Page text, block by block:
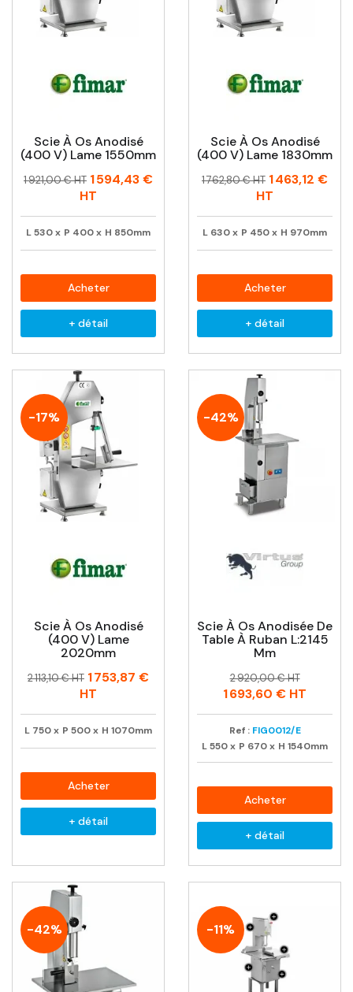
Scie À Os Anodisé
(400 V) Lame 1550mm
Prix
Prix
1 921,00 € HT 1 594,43 €
HT
L530x P 400x H 850mm
Acheter
+ détail
Scie À Os Anodisé
(400 V) Lame 1830mm
Prix
Prix
1 762,80 € HT 1 463,12 €
HT
L 630x P 450x H 970mm
Acheter
+ détail
-17%
Scie À Os Anodisé
(400 V) Lame
2020mm
Prix
Prix
2 113,10 € HT 1 753,87 €
HT
L 750x P 500x H 1070mm
Acheter
+ détail
-42%
Scie À Os Anodisée De
Table À Ruban L:2145
Mm
Prix
Prix
habituel
2 920,00 € HT
1 693,60 € HT
Ref : FIG0012/E
L550x P 670x H 1540mm
Acheter
+ détail
-42% -11%